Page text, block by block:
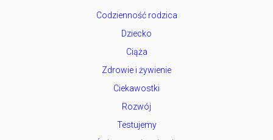
Codzienność rodzica
Dziecko
Ciąża
Zdrowie i żywienie
Ciekawostki
Rozwój
Testujemy